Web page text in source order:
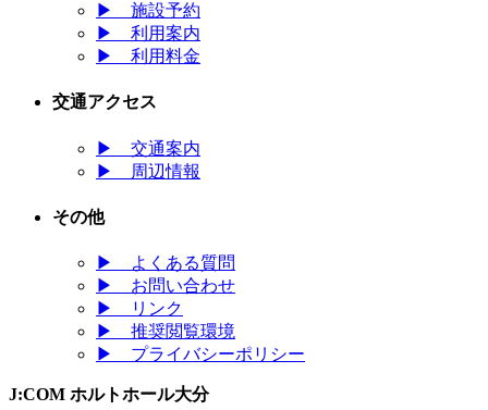
▶ 施設予約
▶ 利用案内
▶ 利用料金
交通アクセス
▶ 交通案内
▶
周辺情報
その他
▶
よくある質問
▶ お問い合わせ
▶
リンク
▶ 推奨閲覧環境
▶ プライバシーポリシー
J:COM ホルトホール大分